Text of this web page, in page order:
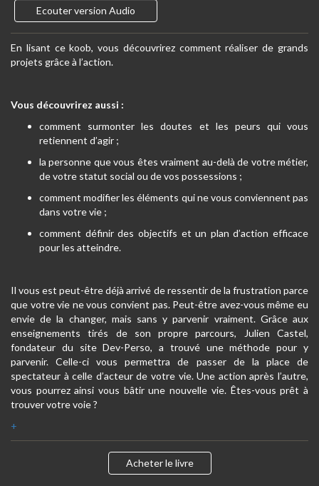
Ecouter version Audio
En lisant ce koob, vous découvrirez comment réaliser de grands
projets grâce à l’action.
Vous découvrirez aussi :
comment surmonter les doutes et les peurs qui vous
retiennent d’agir ;
la personne que vous êtes vraiment au-delà de votre métier,
de votre statut social ou de vos possessions ;
comment modifier les éléments qui ne vous conviennent pas
dans votre vie ;
comment définir des objectifs et un plan d’action efficace
pour les atteindre.
Il vous est peut-être déjà arrivé de ressentir de la frustration parce
que votre vie ne vous convient pas. Peut-être avez-vous même eu
envie de la changer, mais sans y parvenir vraiment. Grâce aux
enseignements tirés de son propre parcours, Julien Castel,
fondateur du site Dev-Perso, a trouvé une méthode pour y
parvenir. Celle-ci vous permettra de passer de la place de
spectateur à celle d’acteur de votre vie. Une action après l’autre,
vous pourrez ainsi vous bâtir une nouvelle vie. Êtes-vous prêt à
trouver votre voie ?
+
Acheter le livre